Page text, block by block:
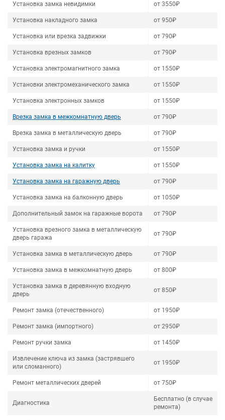
Установка замка невидимки от 3550₽
Установка накладного замка от 950₽
Установка или врезка задвижки от 790₽
Установка врезных замков от 790₽
Установка электромагнитного замка от 1550₽
Установки электромеханического замка от 1550₽
Установка электронных замков от 1550₽
Врезка замка в межкомнатную дверь от 790₽
Врезка замка в металлическую дверь от 790₽
Установка замка и ручки от 1550₽
Установка замка на калитку от 1550₽
Установка замка на гаражную дверь от 790₽
Установка замка на балконную дверь от 1050₽
Дополнительный замок на гаражные ворота от 790₽
Установка врезного замка в металлическую
дверь гаража
от 790₽
Установка замка в металлическую дверь от 790₽
Установка замка в межкомнатную дверь от 800₽
Установка замка в деревянную входную
дверь
от 850₽
Ремонт замка (отечественного) от 1950₽
Ремонт замка (импортного) от 2950₽
Ремонт ручки замка от 1450₽
Извлечение ключа из замка (застрявшего
или сломанного)
от 1950₽
Ремонт металлических дверей от 750₽
Диагностика
Бесплатно (в случае
ремонта)